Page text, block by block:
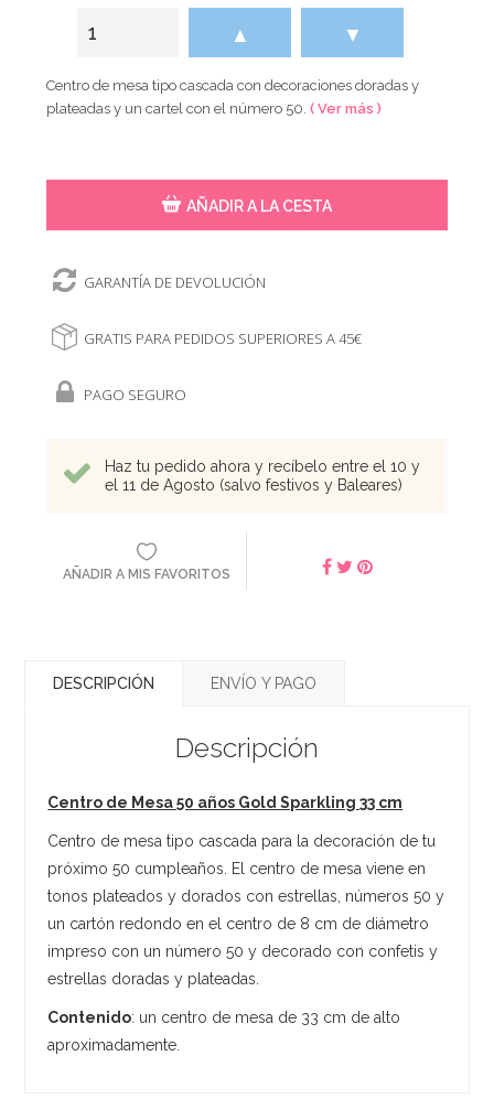
▲ ▼
Centro de mesa tipo cascada con decoraciones doradas y
plateadas y un cartel con el número 50.( Ver más )
AÑADIR A LA CESTA
GARANTÍA DE DEVOLUCIÓN
GRATIS PARA PEDIDOS SUPERIORES A 45€
PAGO SEGURO
Haz tu pedido ahora y recíbelo entre el 10 y
el 11 de Agosto (salvo festivos y Baleares)
AÑADIR A MIS FAVORITOS
DESCRIPCIÓN ENVÍO Y PAGO
Descripción
Centro de Mesa 50 años Gold Sparkling 33 cm
Centro de mesa tipo cascada para la decoración de tu
próximo 50 cumpleaños. El centro de mesa viene en
tonos plateados y dorados con estrellas, números 50 y
un cartón redondo en el centro de 8 cm de diámetro
impreso con un número 50 y decorado con confetis y
estrellas doradas y plateadas.
Contenido: un centro de mesa de 33 cm de alto
aproximadamente.